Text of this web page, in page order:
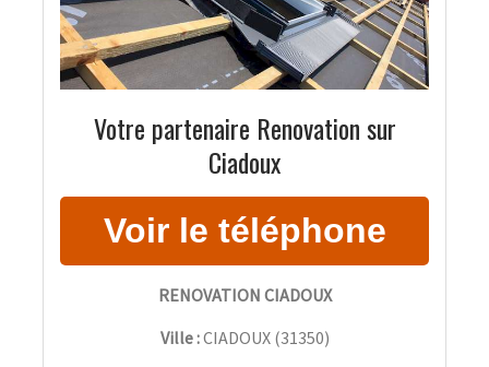
Votre partenaire Renovation sur
Ciadoux
RENOVATION CIADOUX
Ville :CIADOUX(31350)